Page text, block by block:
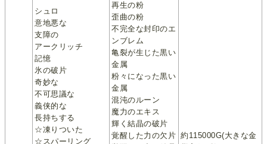
シュロ
意地悪な
支障の
アークリッチ
記憶
氷の破片
奇妙な
不可思議な
義侠的な
長持ちする
☆凍りついた
☆スパーリング
再生の粉
歪曲の粉
不完全な封印のエ
ンブレム
亀裂が生じた黒い
金属
粉々になった黒い
金属
混沌のルーン
魔力のエキス
輝く結晶の破片
覚醒した力の欠片 約115000G(大きな金